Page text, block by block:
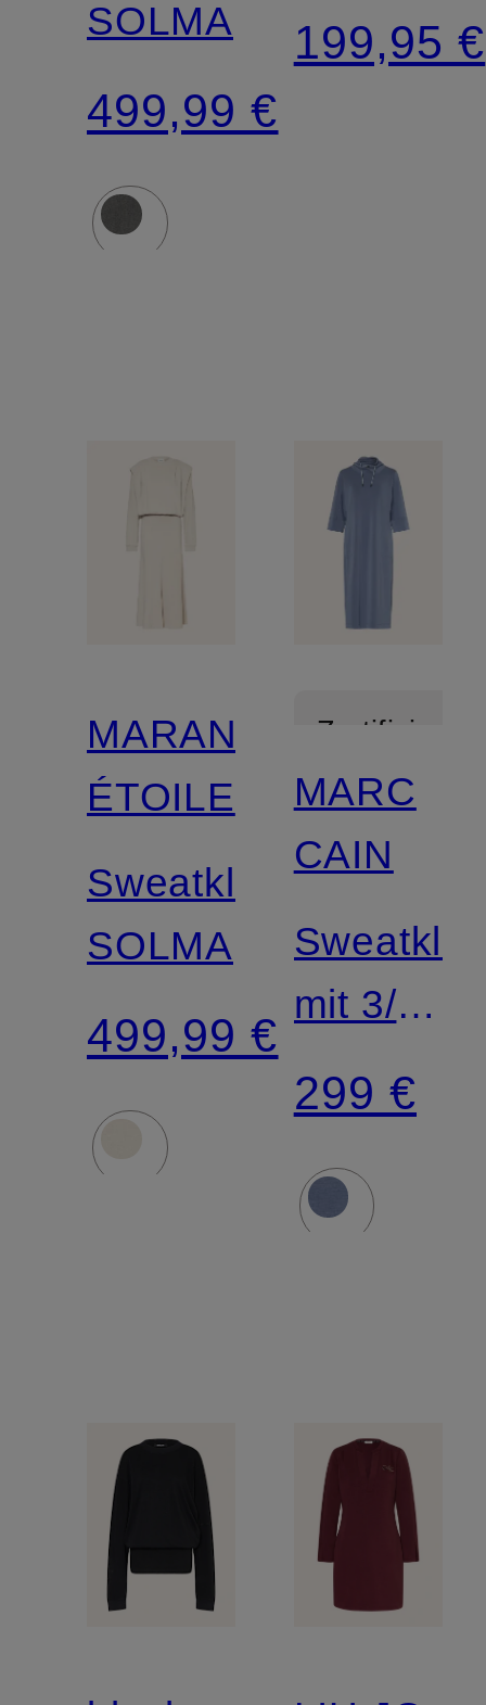
SOLMA
499,99 €
199,95 €
MARANT
ÉTOILE
Sweatkleid
SOLMA
499,99 €
Zertifiziert
MARC
CAIN
mit 3/4-
Arm
299 €